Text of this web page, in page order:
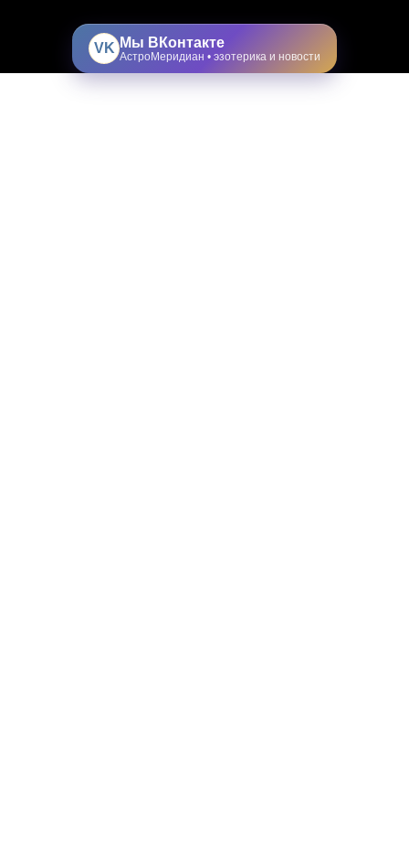
VK Мы ВКонтакте
АстроМеридиан • эзотерика и новости